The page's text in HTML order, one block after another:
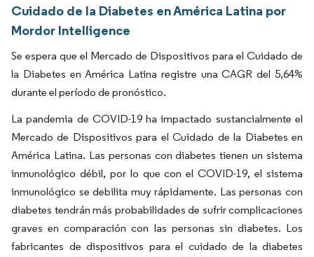
Cuidado de la Diabetes en América Latina por
Mordor Intelligence
Se espera que el Mercado de Dispositivos para el Cuidado de
la Diabetes en América Latina registre una CAGR del 5,64%
durante el período de pronóstico.
La pandemia de COVID-19 ha impactado sustancialmente el
Mercado de Dispositivos para el Cuidado de la Diabetes en
América Latina. Las personas con diabetes tienen un sistema
inmunológico débil, por lo que con el COVID-19, el sistema
inmunológico se debilita muy rápidamente. Las personas con
diabetes tendrán más probabilidades de sufrir complicaciones
graves en comparación con las personas sin diabetes. Los
fabricantes de dispositivos para el cuidado de la diabetes